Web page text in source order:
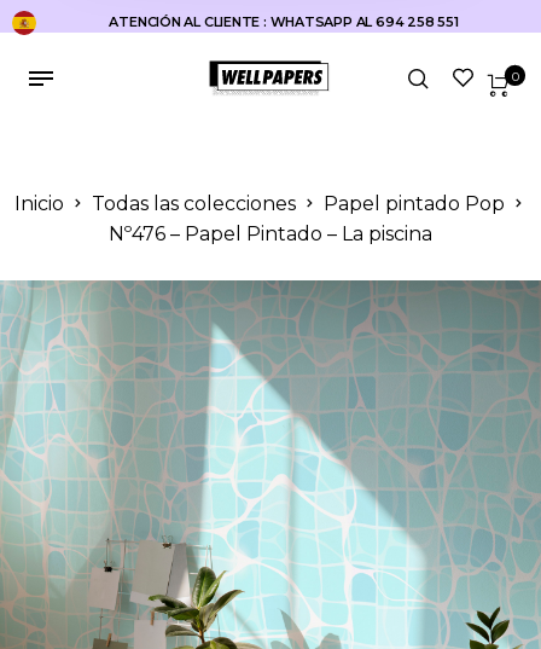
ATENCIÓN AL CLIENTE : WHATSAPP AL 694 258 551
0
Inicio Todas las colecciones
Papel pintado Pop
Nº476 – Papel Pintado – La piscina